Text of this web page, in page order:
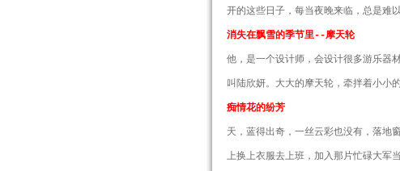
开的这些日子，每当夜晚来临，总是难
消失在飘雪的季节里--摩天轮
他，是一个设计师，会设计很多游乐器
叫陆欣妍。大大的摩天轮，牵拌着小
痴情花的纷芳
天，蓝得出奇，一丝云彩也没有，落地
上换上衣服去上班，加入那片忙碌大军